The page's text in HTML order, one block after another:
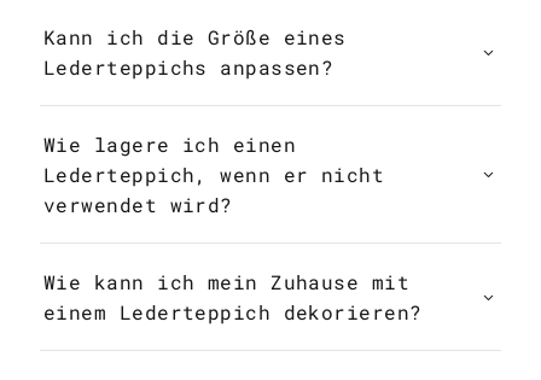
Kann ich die Größe eines
Lederteppichs anpassen?
Wie lagere ich einen
Lederteppich, wenn er nicht
verwendet wird?
Wie kann ich mein Zuhause mit
einem Lederteppich dekorieren?